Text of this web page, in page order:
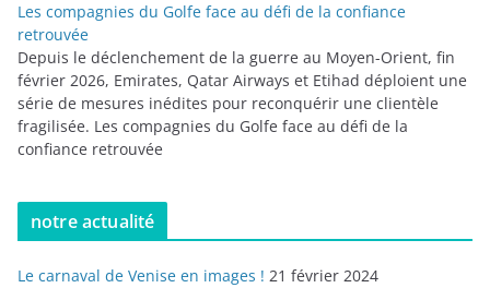
Les compagnies du Golfe face au défi de la confiance
retrouvée
Depuis le déclenchement de la guerre au Moyen-Orient, fin
février 2026, Emirates, Qatar Airways et Etihad déploient une
série de mesures inédites pour reconquérir une clientèle
fragilisée. Les compagnies du Golfe face au défi de la
confiance retrouvée
notre actualité
Le carnaval de Venise en images ! 21 février 2024